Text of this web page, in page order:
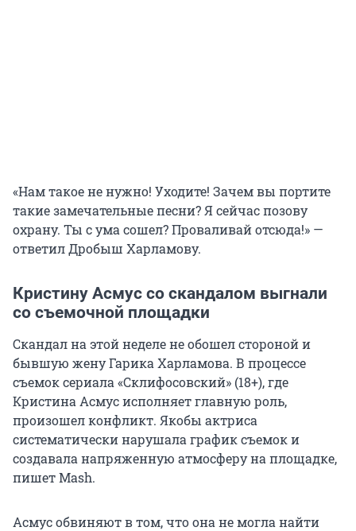
«Нам такое не нужно! Уходите! Зачем вы портите
такие замечательные песни? Я сейчас позову
охрану. Ты с ума сошел? Проваливай отсюда!» —
ответил Дробыш Харламову.
Кристину Асмус со скандалом выгнали
со съемочной площадки
Скандал на этой неделе не обошел стороной и
бывшую жену Гарика Харламова. В процессе
съемок сериала «Склифосовский» (18+), где
Кристина Асмус исполняет главную роль,
произошел конфликт. Якобы актриса
систематически нарушала график съемок и
создавала напряженную атмосферу на площадке,
пишет Mash.
Асмус обвиняют в том, что она не могла найти